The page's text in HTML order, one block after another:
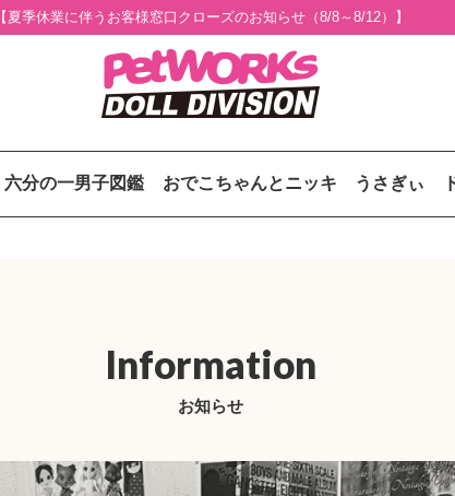
【夏季休業に伴うお客様窓口クローズのお知らせ（8/8～8/12）】
六分の一男子図鑑 おでこちゃんとニッキ うさぎぃ
Information
お知らせ